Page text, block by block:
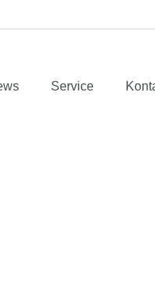
Service